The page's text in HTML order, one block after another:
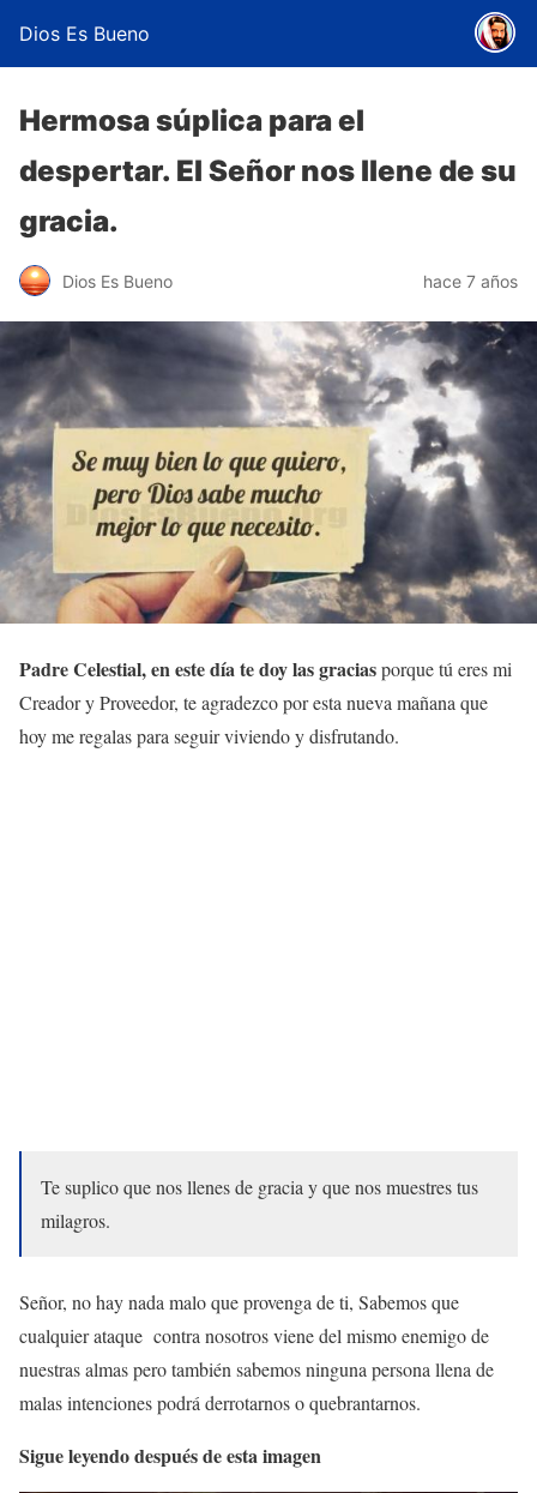
Dios Es Bueno
Hermosa súplica para el
despertar. El Señor nos llene de su
gracia.
Dios Es Bueno hace 7 años
Padre Celestial, en este día te doy las graciasporque tú eres mi
Creador y Proveedor, te agradezco por esta nueva mañana que
hoy me regalas para seguir viviendo y disfrutando.
Te suplico que nos llenes de gracia y que nos muestres tus
milagros.
Señor, no hay nada malo que provenga de ti, Sabemos que
cualquier ataque contra nosotros viene del mismo enemigo de
nuestras almas pero también sabemosninguna persona llena de
malas intenciones podrá derrotarnos o quebrantarnos.
Sigue leyendo después de esta imagen